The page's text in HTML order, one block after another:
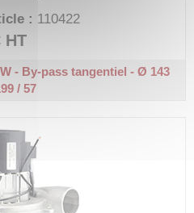
: 110422
HT
- By-pass tangentiel - Ø 143
/ 57